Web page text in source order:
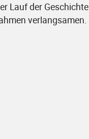
Lauf der Geschichte
verlangsamen.